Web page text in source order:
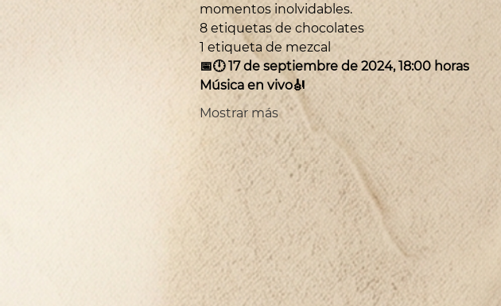
momentos inolvidables.
8 etiquetas de chocolates
1 etiqueta de mezcal
📅🕛 17 de septiembre de 2024, 18:00 horas
Música en vivo🎻
Mostrar más